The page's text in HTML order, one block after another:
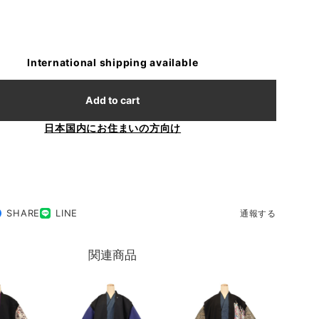
International shipping available
Add to cart
日本国内にお住まいの方向け
SHARE LINE 通報する
関連商品